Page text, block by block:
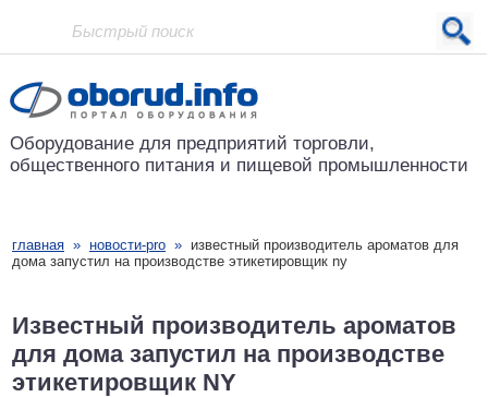
Проект основан в 2001 году
Оборудование для предприятий торговли,
общественного питания и пищевой промышленности
главная » новости-pro » известный производитель ароматов для
дома запустил на производстве этикетировщик ny
Известный производитель ароматов
для дома запустил на производстве
этикетировщик NY